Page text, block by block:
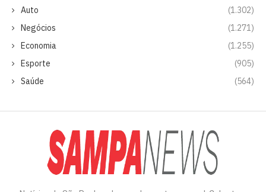
Auto
(1.302)
Negócios
(1.271)
Economia
(1.255)
Esporte
(905)
Saúde
(564)